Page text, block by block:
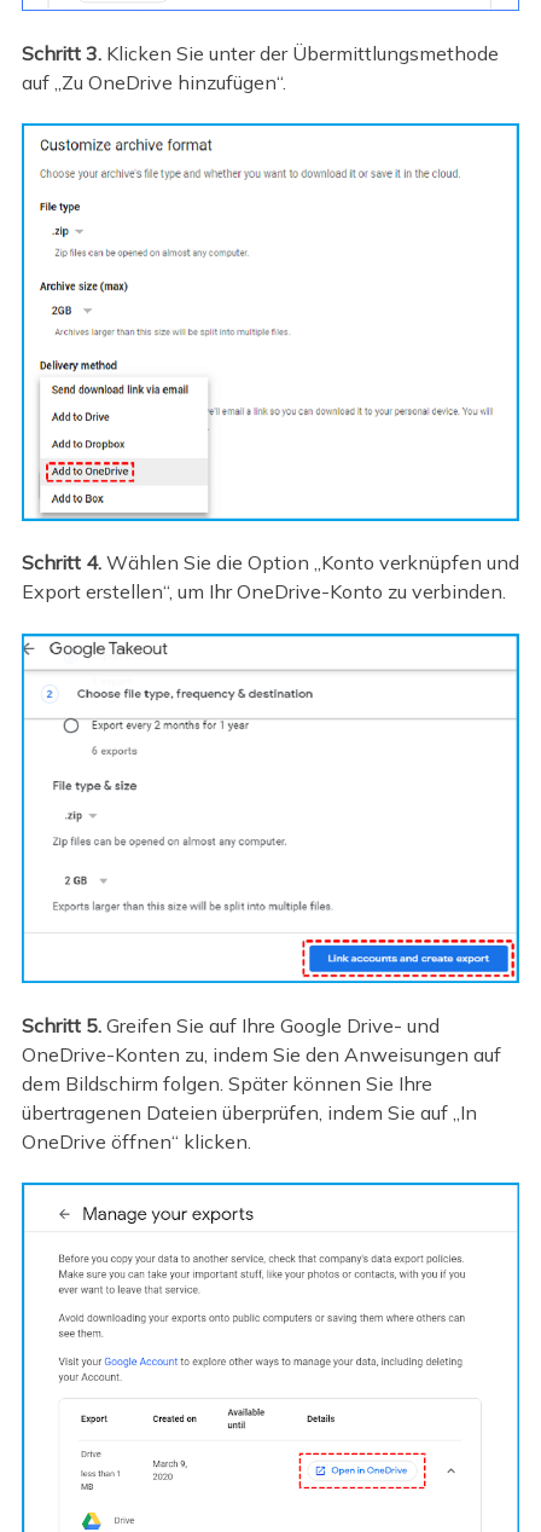
Schritt 3.Klicken Sie unter der Übermittlungsmethode
auf „Zu OneDrive hinzufügen“.
Schritt 4.Wählen Sie die Option „Konto verknüpfen und
Export erstellen“, um Ihr OneDrive-Konto zu verbinden.
Schritt 5.Greifen Sie auf Ihre Google Drive- und
OneDrive-Konten zu, indem Sie den Anweisungen auf
dem Bildschirm folgen. Später können Sie Ihre
übertragenen Dateien überprüfen, indem Sie auf „In
OneDrive öffnen“ klicken.